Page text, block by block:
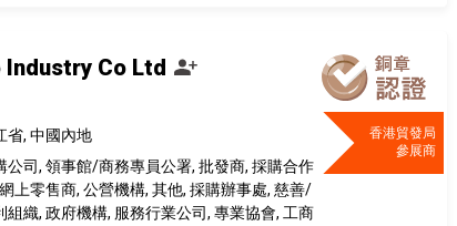
Industry Co Ltd
省, 中國內地
公司, 領事館/商務專員公署, 批發商, 採購合作
上零售商, 公營機構, 其他, 採購辦事處, 慈善/
組織, 政府機構, 服務行業公司, 專業協會, 工商
香港貿發局
參展商